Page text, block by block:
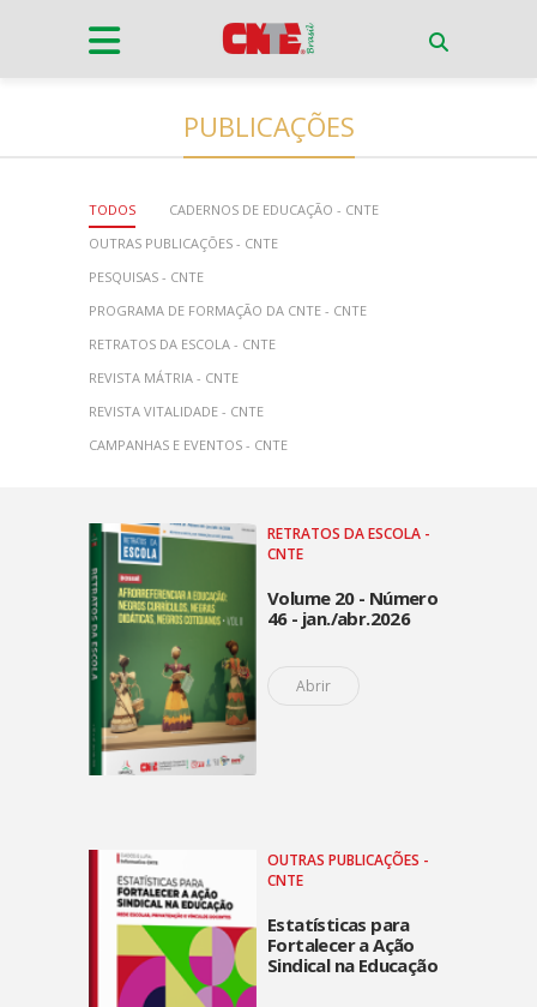
PUBLICAÇÕES
TODOS
CADERNOS DE EDUCAÇÃO - CNTE
OUTRAS PUBLICAÇÕES - CNTE
PESQUISAS - CNTE
PROGRAMA DE FORMAÇÃO DA CNTE - CNTE
RETRATOS DA ESCOLA - CNTE
REVISTA MÁTRIA - CNTE
REVISTA VITALIDADE - CNTE
CAMPANHAS E EVENTOS - CNTE
RETRATOS DA ESCOLA -
CNTE
Volume 20 - Número
46 - jan./abr.2026
Abrir
OUTRAS PUBLICAÇÕES -
CNTE
Estatísticas para
Fortalecer a Ação
Sindical na Educação